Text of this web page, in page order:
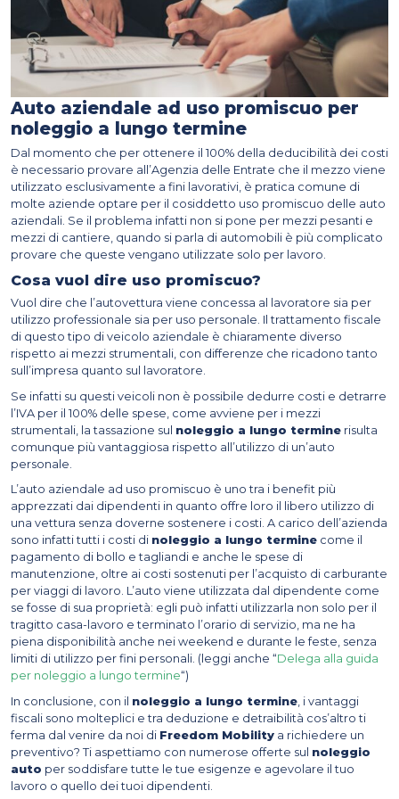
Auto aziendale ad uso promiscuo per
noleggio a lungo termine
Dal momento che per ottenere il 100% della deducibilità dei costi
è necessario provare all’Agenzia delle Entrate che il mezzo viene
utilizzato esclusivamente a fini lavorativi, è pratica comune di
molte aziende optare per il cosiddetto uso promiscuo delle auto
aziendali. Se il problema infatti non si pone per mezzi pesanti e
mezzi di cantiere, quando si parla di automobili è più complicato
provare che queste vengano utilizzate solo per lavoro.
Cosa vuol dire uso promiscuo?
Vuol dire che l’autovettura viene concessa al lavoratore sia per
utilizzo professionale sia per uso personale. Il trattamento fiscale
di questo tipo di veicolo aziendale è chiaramente diverso
rispetto ai mezzi strumentali, con differenze che ricadono tanto
sull’impresa quanto sul lavoratore.
Se infatti su questi veicoli non è possibile dedurre costi e detrarre
l’IVA per il 100% delle spese, come avviene per i mezzi
strumentali, la tassazione sul noleggio a lungo termine risulta
comunque più vantaggiosa rispetto all’utilizzo di un’auto
personale.
L’auto aziendale ad uso promiscuo è uno tra i benefit più
apprezzati dai dipendenti in quanto offre loro il libero utilizzo di
una vettura senza doverne sostenere i costi. A carico dell’azienda
sono infatti tutti i costi di noleggio a lungo termine come il
pagamento di bollo e tagliandi e anche le spese di
manutenzione, oltre ai costi sostenuti per l’acquisto di carburante
per viaggi di lavoro. L’auto viene utilizzata dal dipendente come
se fosse di sua proprietà: egli può infatti utilizzarla non solo per il
tragitto casa-lavoro e terminato l’orario di servizio, ma ne ha
piena disponibilità anche nei weekend e durante le feste, senza
limiti di utilizzo per fini personali. (leggi anche “Delega alla guida
per noleggio a lungo termine“)
In conclusione, con il noleggio a lungo termine , i vantaggi
fiscali sono molteplici e tra deduzione e detraibilità cos’altro ti
ferma dal venire da noi di Freedom Mobility a richiedere un
preventivo? Ti aspettiamo con numerose offerte sul noleggio
auto per soddisfare tutte le tue esigenze e agevolare il tuo
lavoro o quello dei tuoi dipendenti.